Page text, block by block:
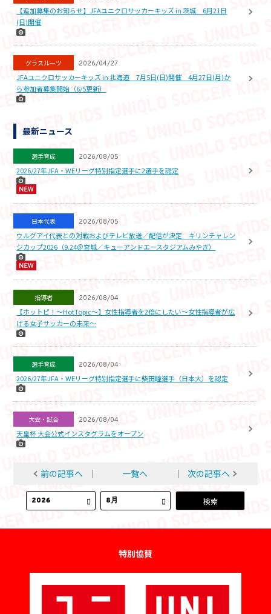
【追加募集のお知らせ】JFAユニクロサッカーキッズ in 茨城 6月21日
(日)開催
グラスルーツ 2026/04/27
JFAユニクロサッカーキッズ in 北海道 7月5日(日)開催 4月27日(月)か
ら参加者募集開始（6/5更新）
最新ニュース
選手育成 2026/08/05
2026/27年JFA・WEリーグ特別指定選手に2選手を認定
日本代表 2026/08/05
ウルグアイ代表との対戦およびテレビ放送／配信が決定 キリンチャレン
ジカップ2026（9.24＠宮城／キューアンドエースタジアムみやぎ）
指導者 2026/08/04
【ホットピ！～HotTopic～】女性指導者を2倍にしたい～女性指導者が広
げる女子サッカーの未来～
選手育成 2026/08/04
2026/27年JFA・WEリーグ特別指定選手に柴田瞳選手（日本大）を認定
大会・試合 2026/08/04
天皇杯 大会公式インスタグラムをオープン
前の記事へ │ 一覧へ │ 次の記事へ
特別協賛